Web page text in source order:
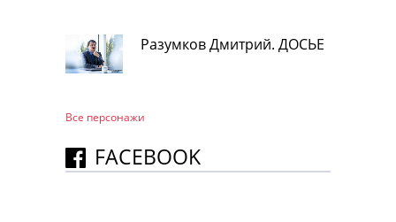
Разумков Дмитрий. ДОСЬЕ
Все персонажи
FACEBOOK